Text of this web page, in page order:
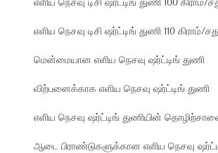
எளிய நெசவு டிசி ஷர்ட்டிங் துணி 110 கிராம்/
மென்மையான எளிய நெசவு ஷர்ட்டிங் துணி
விற்பனைக்காக எளிய நெசவு ஷர்ட்டிங் துணி
எளிய நெசவு ஷர்ட்டிங் துணியின்
ஆடை பிராண்டுகளுக்கான எளிய நெசவு